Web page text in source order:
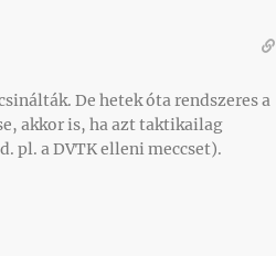
De hetek óta rendszeres a
akkor is, ha azt taktikailag
pl. a DVTK elleni meccset).